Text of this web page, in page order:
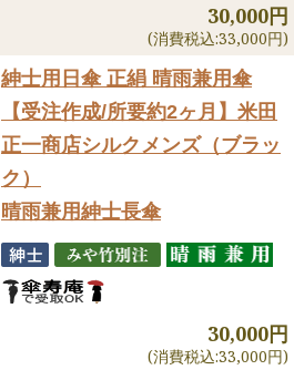
30,000円
(消費税込:33,000円)
紳士用日傘 正絹 晴雨兼用傘
【受注作成/所要約2ヶ月】米田
正一商店シルクメンズ（ブラッ
ク）
晴雨兼用紳士長傘
30,000円
(消費税込:33,000円)